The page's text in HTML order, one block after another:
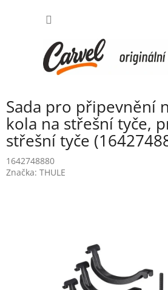
Sada pro připevnění
kola na střešní tyče,
střešní tyče
1642748880
Značka: THULE